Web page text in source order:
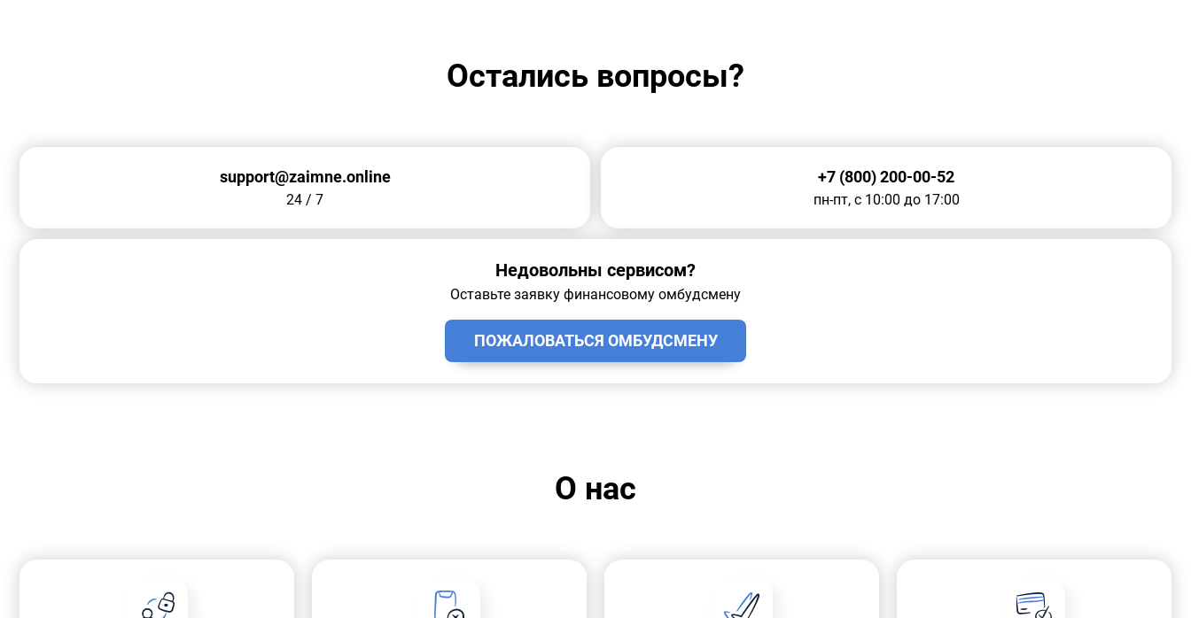
Остались вопросы?
support@zaimne.online
24 / 7
+7 (800) 200-00-52
пн-пт, с 10:00 до 17:00
Недовольны сервисом?
Оставьте заявку финансовому омбудсмену
ПОЖАЛОВАТЬСЯ ОМБУДСМЕНУ
О нас